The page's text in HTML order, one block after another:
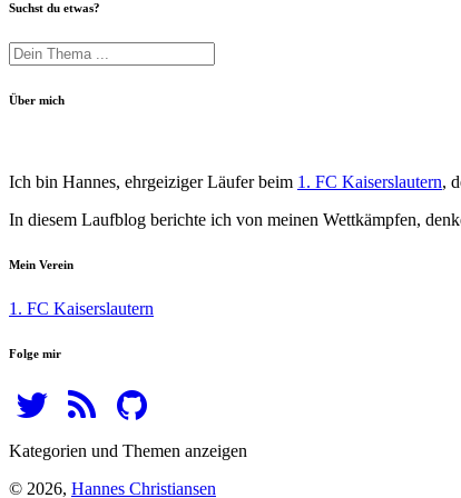
Suchst du etwas?
Über mich
Ich bin Hannes, ehrgeiziger Läufer beim 1. FC Kaiserslautern,
In diesem Laufblog berichte ich von meinen Wettkämpfen,
Mein Verein
1. FC Kaiserslautern
Folge mir
Kategorien und Themen anzeigen
© 2026, Hannes Christiansen